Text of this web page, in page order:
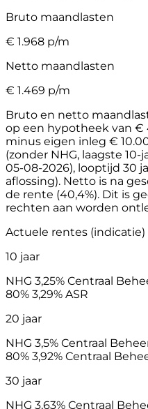
Bruto maandlasten
€ 1.968 p/m
Netto maandlasten
€ 1.469 p/m
Bruto en netto
op een hypotheek van €
minus eigen inleg €
(zonder NHG, laagste
05-08-2026), looptijd 30
aflossing). Netto is na
de rente (40,4%). Dit is
rechten aan worden
Actuele rentes (indicatie)
10 jaar
NHG 3,25% Centraal
80% 3,29% ASR
20 jaar
NHG 3,5% Centraal
80% 3,92% Centraal
30 jaar
NHG 3,63% Centraal